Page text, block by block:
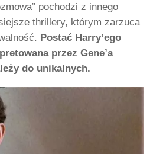
pochodzi z innego
thrillery, którym zarzuca
Postać Harry’ego
przez Gene’a
do unikalnych.